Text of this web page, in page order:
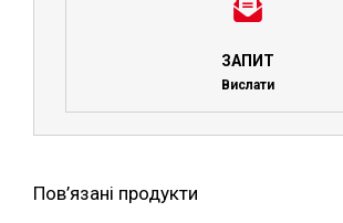
ЗАПИТ
Вислати
Пов’язані продукти